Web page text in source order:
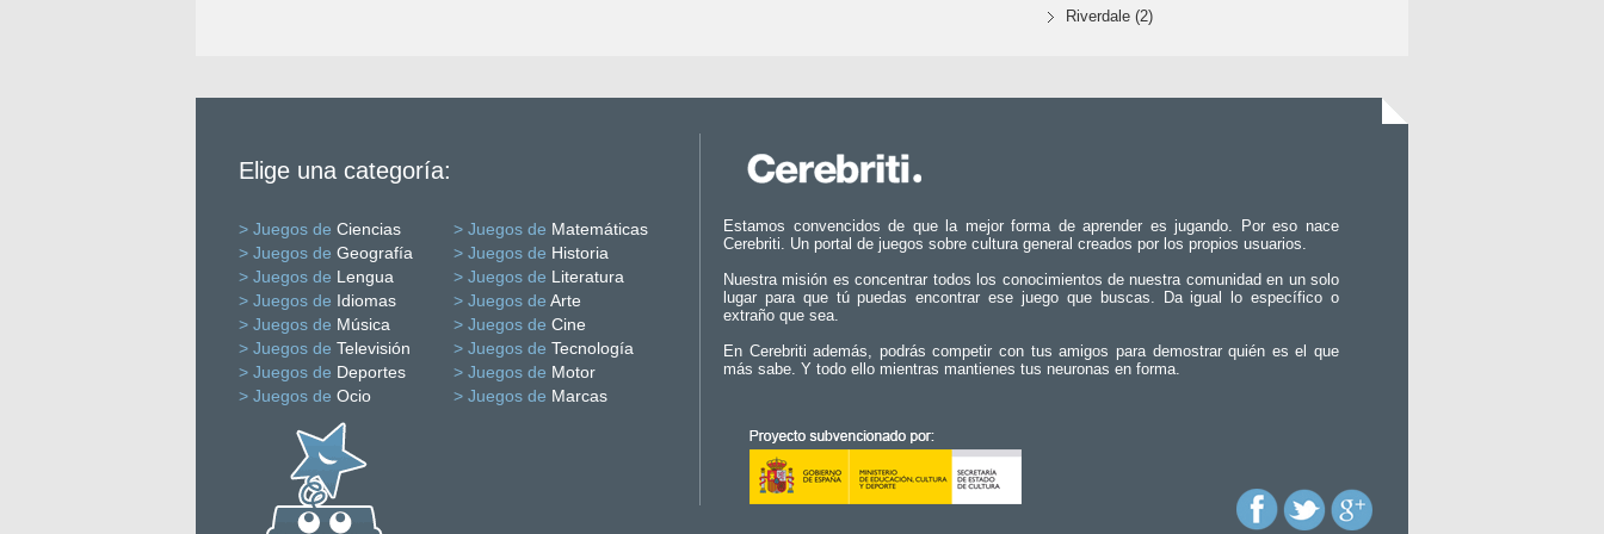
Riverdale (2)
Elige una categoría:
> Juegos de Ciencias > Juegos de Matemáticas
> Juegos de Geografía > Juegos de Historia
> Juegos de Lengua > Juegos de Literatura
> Juegos de Idiomas > Juegos de Arte
> Juegos de Música > Juegos de Cine
> Juegos de Televisión > Juegos de Tecnología
> Juegos de Deportes > Juegos de Motor
> Juegos de Ocio > Juegos de Marcas
Estamos convencidos de que la mejor forma de aprender es jugando. Por eso nace
Cerebriti. Un portal de juegos sobre cultura general creados por los propios usuarios.
Nuestra misión es concentrar todos los conocimientos de nuestra comunidad en un solo
lugar para que tú puedas encontrar ese juego que buscas. Da igual lo específico o
extraño que sea.
En Cerebriti además, podrás competir con tus amigos para demostrar quién es el que
más sabe. Y todo ello mientras mantienes tus neuronas en forma.